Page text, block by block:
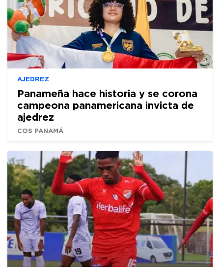
AJEDREZ
Panameña hace historia y se corona
campeona panamericana invicta de
ajedrez
COS PANAMÁ